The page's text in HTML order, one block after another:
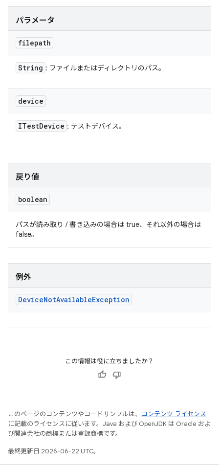
パラメータ
filepath
String : ファイルまたはディレクトリのパス。
device
ITestDevice : テストデバイス。
戻り値
boolean
パスが読み取り / 書き込みの場合は true、それ以外の場合は
false。
例外
DeviceNotAvailableException
この情報は役に立ちましたか？
このページのコンテンツやコードサンプルは、
コンテンツ ライセンス
に記載のライセンスに従います。Java および OpenJDK は Oracle およ
び関連会社の商標または登録商標です。
最終更新日 2026-06-22 UTC。